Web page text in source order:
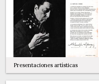
Presentaciones artísticas